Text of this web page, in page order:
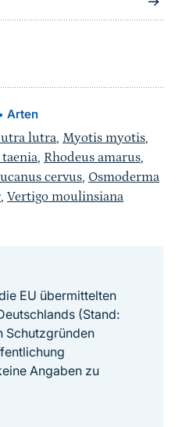
Arten
lutra, Myotis myotis,
, Rhodeus amarus,
cervus, Osmoderma
, Vertigo moulinsiana
EU übermittelten
(Stand:
Schutzgründen
Angaben zu